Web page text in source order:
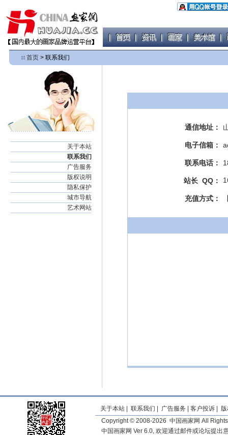
首页 > 联系我们
关于本站
联系我们
广告服务
版权说明
隐私保护
城市导航
艺术网站
通信地址：
电子信箱：
联系电话：
站长 QQ：
充值方式：
关于本站 联系我们 广告服务 客户投诉
Copyright © 2008-2026 中国画家网 All
中国画家网 Ver 6.0, 欢迎通过邮件或论坛提出